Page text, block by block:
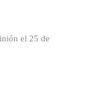
el 25 de